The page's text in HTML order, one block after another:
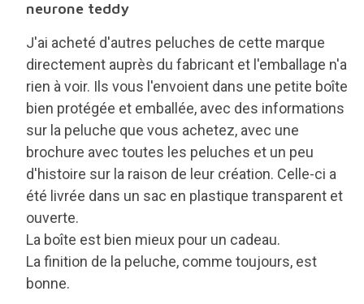
neurone teddy
J'ai acheté d'autres peluches de cette marque
directement auprès du fabricant et l'emballage n'a
rien à voir. Ils vous l'envoient dans une petite boîte
bien protégée et emballée, avec des informations
sur la peluche que vous achetez, avec une
brochure avec toutes les peluches et un peu
d'histoire sur la raison de leur création. Celle-ci a
été livrée dans un sac en plastique transparent et
ouverte.
La boîte est bien mieux pour un cadeau.
La finition de la peluche, comme toujours, est
bonne.